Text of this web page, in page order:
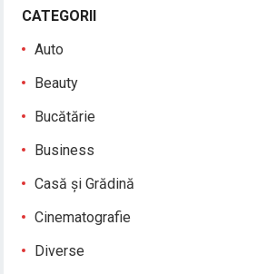
CATEGORII
Auto
Beauty
Bucătărie
Business
Casă și Grădină
Cinematografie
Diverse